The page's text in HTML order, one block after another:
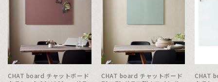
CHAT board チャットボード
CHAT board チャットボード
CHAT